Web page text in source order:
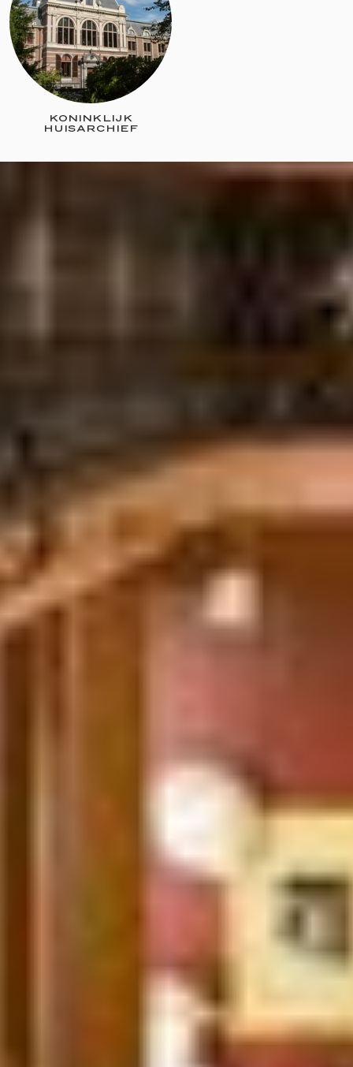
KONINKLIJK
HUISARCHIEF